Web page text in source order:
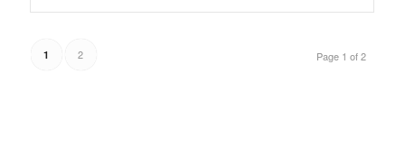
Page 1 of 2
1 2